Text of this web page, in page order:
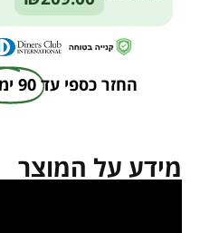
החזר כספי עד 90 ימים
מידע על המוצר